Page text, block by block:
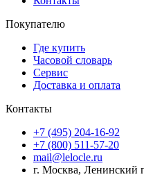
Покупателю
Где купить
Часовой словарь
Сервис
Доставка и оплата
Контакты
+7 (495) 204-16-92
+7 (800) 511-57-20
mail@lelocle.ru
г. Москва, Ленинский